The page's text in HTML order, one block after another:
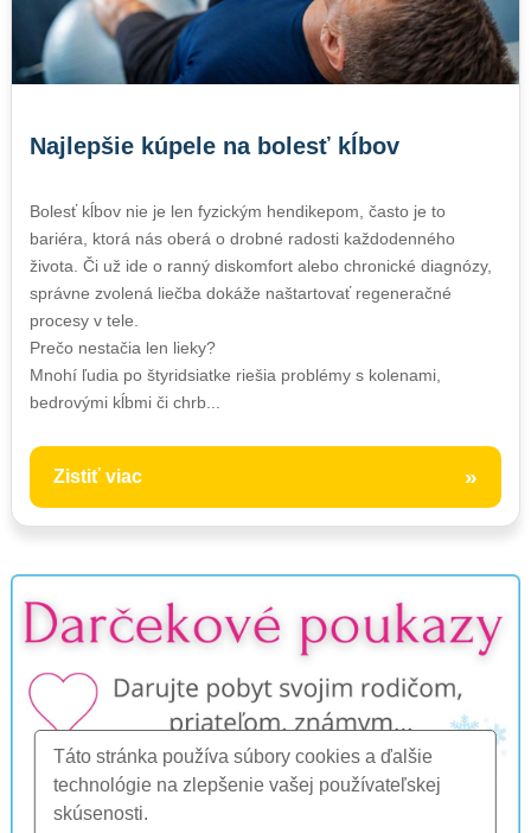
Táto stránka používa súbory cookies a ďalšie
technológie na zlepšenie vašej používateľskej
skúsenosti.
Najlepšie kúpele na bolesť kĺbov
Bolesť kĺbov nie je len fyzickým hendikepom, často je to
bariéra, ktorá nás oberá o drobné radosti každodenného
života. Či už ide o ranný diskomfort alebo chronické diagnózy,
správne zvolená liečba dokáže naštartovať regeneračné
procesy v tele.
Prečo nestačia len lieky?
Mnohí ľudia po štyridsiatke riešia problémy s kolenami,
bedrovými kĺbmi či chrb...
Zistiť viac »